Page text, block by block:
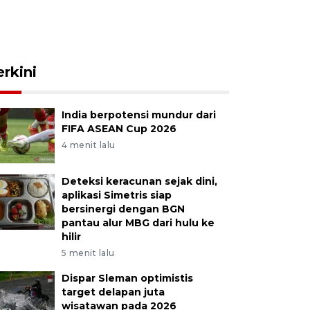
India berpotensi mundur dari
FIFA ASEAN Cup 2026
4 menit lalu
Deteksi keracunan sejak dini,
aplikasi Simetris siap
bersinergi dengan BGN
pantau alur MBG dari hulu ke
hilir
5 menit lalu
Dispar Sleman optimistis
target delapan juta
wisatawan pada 2026